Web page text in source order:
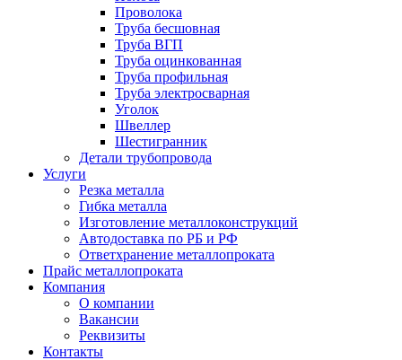
Проволока
Труба бесшовная
Труба ВГП
Труба оцинкованная
Труба профильная
Труба электросварная
Уголок
Швеллер
Шестигранник
Детали трубопровода
Услуги
Резка металла
Гибка металла
Изготовление металлоконструкций
Автодоставка по РБ и РФ
Ответхранение металлопроката
Прайс металлопроката
Компания
О компании
Вакансии
Реквизиты
Контакты